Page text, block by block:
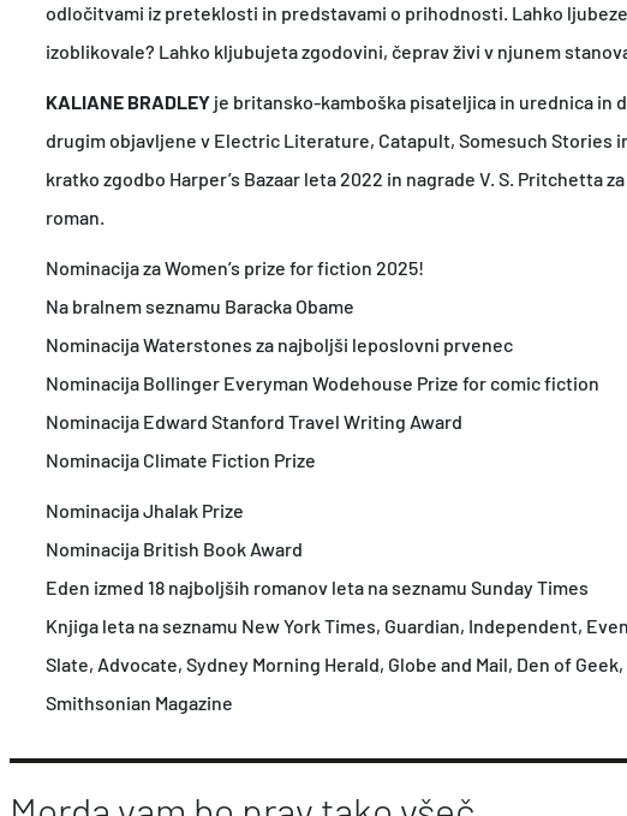
a
odločitvami iz preteklosti in predstavami o prihodnosti. Lahko
izoblikovale? Lahko kljubujeta zgodovini, čeprav živi v njunem
KALIANE BRADLEYje britansko-kamboška pisateljica in urednica in
drugim objavljene v Electric Literature, Catapult, Somesuch Stories
kratko zgodbo Harper’s Bazaar leta 2022 in nagrade V. S. Pritchetta
roman.
Nominacija za Women’s prize for fiction 2025!
Na bralnem seznamu Baracka Obame
Nominacija Waterstones za najboljši leposlovni prvenec
Nominacija Bollinger Everyman Wodehouse Prize for comic fiction
Nominacija Edward Stanford Travel Writing Award
Nominacija Climate Fiction Prize
Nominacija Jhalak Prize
Nominacija British Book Award
Eden izmed 18 najboljših romanov leta na seznamu Sunday Times
Knjiga leta na seznamu New York Times, Guardian, Independent,
Slate, Advocate, Sydney Morning Herald, Globe and Mail, Den of
Smithsonian Magazine